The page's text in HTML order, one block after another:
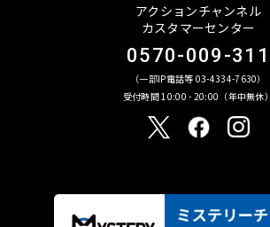
アクションチャンネル
カスタマーセンター
0570-009-311
（一部IP電話等 03-4334-7630）
受付時間 10:00 - 20:00（年中無休）